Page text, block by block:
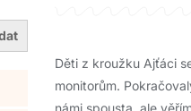
Děti z kroužku Ajťáci
monitorům.